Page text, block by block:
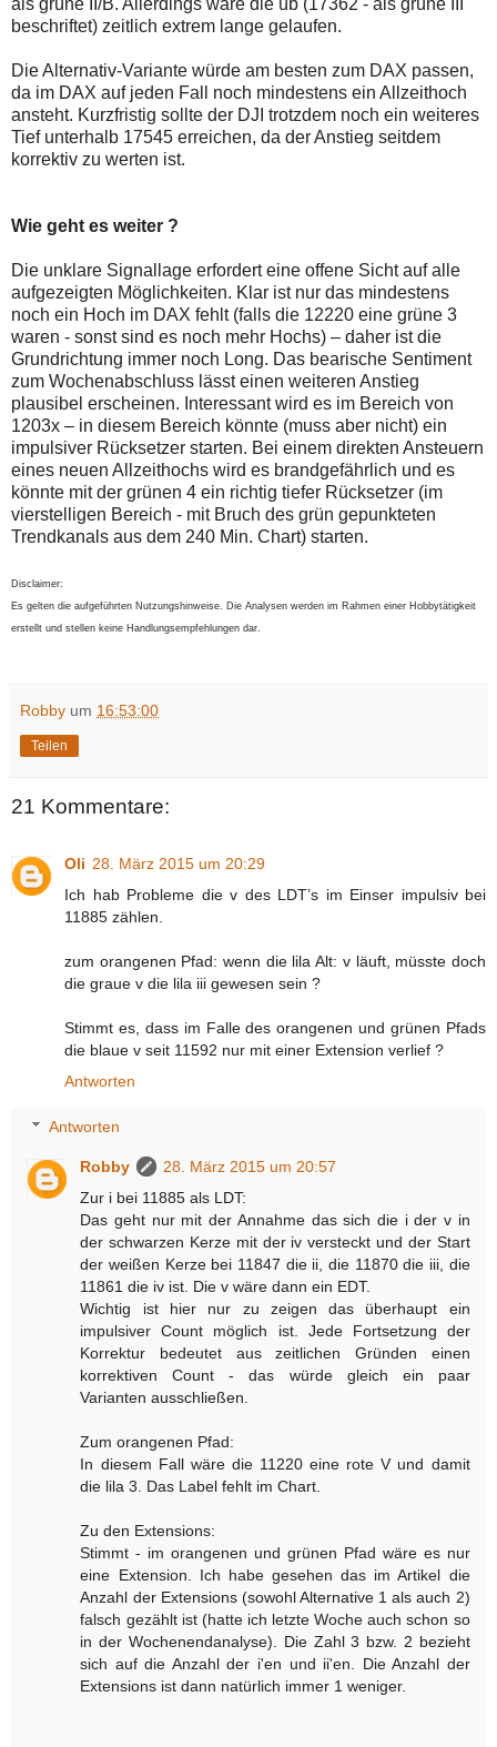
als grüne II/B. Allerdings wäre die üb (17362 - als grüne III
beschriftet) zeitlich extrem lange gelaufen.
Die Alternativ-Variante würde am besten zum DAX passen,
da im DAX auf jeden Fall noch mindestens ein Allzeithoch
ansteht. Kurzfristig sollte der DJI trotzdem noch ein weiteres
Tief unterhalb 17545 erreichen, da der Anstieg seitdem
korrektiv zu werten ist.
Wie geht es weiter ?
Die unklare Signallage erfordert eine offene Sicht auf alle
aufgezeigten Möglichkeiten. Klar ist nur das mindestens
noch ein Hoch im DAX fehlt (falls die 12220 eine grüne 3
waren - sonst sind es noch mehr Hochs) – daher ist die
Grundrichtung immer noch Long. Das bearische Sentiment
zum Wochenabschluss lässt einen weiteren Anstieg
plausibel erscheinen. Interessant wird es im Bereich von
1203x – in diesem Bereich könnte (muss aber nicht) ein
impulsiver Rücksetzer starten. Bei einem direkten Ansteuern
eines neuen Allzeithochs wird es brandgefährlich und es
könnte mit der grünen 4 ein richtig tiefer Rücksetzer (im
vierstelligen Bereich - mit Bruch des grün gepunkteten
Trendkanals aus dem 240 Min. Chart) starten.
Disclaimer:
Es gelten die aufgeführten Nutzungshinweise. Die Analysen werden im Rahmen einer Hobbytätigkeit
erstellt und stellen keine Handlungsempfehlungen dar.
Robby um 16:53:00
Teilen
21 Kommentare:
Oli 28. März 2015 um 20:29
Ich hab Probleme die v des LDT’s im Einser impulsiv bei
11885 zählen.
zum orangenen Pfad: wenn die lila Alt: v läuft, müsste doch
die graue v die lila iii gewesen sein ?
Stimmt es, dass im Falle des orangenen und grünen Pfads
die blaue v seit 11592 nur mit einer Extension verlief ?
Antworten
Antworten
Robby
28. März 2015 um 20:57
Zur i bei 11885 als LDT:
Das geht nur mit der Annahme das sich die i der v in
der schwarzen Kerze mit der iv versteckt und der Start
der weißen Kerze bei 11847 die ii, die 11870 die iii, die
11861 die iv ist. Die v wäre dann ein EDT.
Wichtig ist hier nur zu zeigen das überhaupt ein
impulsiver Count möglich ist. Jede Fortsetzung der
Korrektur bedeutet aus zeitlichen Gründen einen
korrektiven Count - das würde gleich ein paar
Varianten ausschließen.
Zum orangenen Pfad:
In diesem Fall wäre die 11220 eine rote V und damit
die lila 3. Das Label fehlt im Chart.
Zu den Extensions:
Stimmt - im orangenen und grünen Pfad wäre es nur
eine Extension. Ich habe gesehen das im Artikel die
Anzahl der Extensions (sowohl Alternative 1 als auch 2)
falsch gezählt ist (hatte ich letzte Woche auch schon so
in der Wochenendanalyse). Die Zahl 3 bzw. 2 bezieht
sich auf die Anzahl der i'en und ii'en. Die Anzahl der
Extensions ist dann natürlich immer 1 weniger.